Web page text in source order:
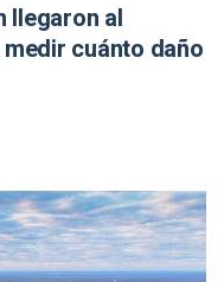
llegaron al
cuánto daño